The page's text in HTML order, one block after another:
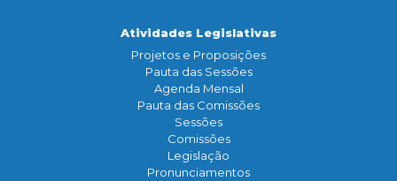
Atividades Legislativas
Projetos e Proposições
Pauta das Sessões
Agenda Mensal
Pauta das Comissões
Sessões
Comissões
Legislação
Pronunciamentos